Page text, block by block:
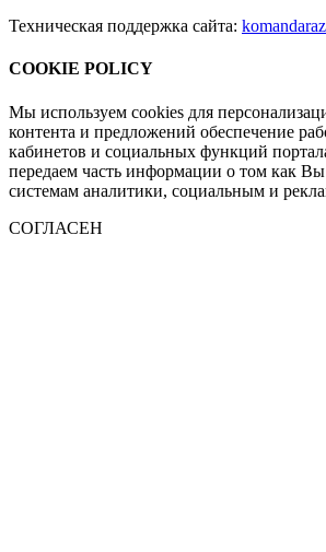
Техническая поддержка сайта:
COOKIE POLICY
Мы используем cookies для
контента и предложений обеспечение
кабинетов и социальных функций
передаем часть информации о том как Вы
системам аналитики, социальным и
СОГЛАСЕН